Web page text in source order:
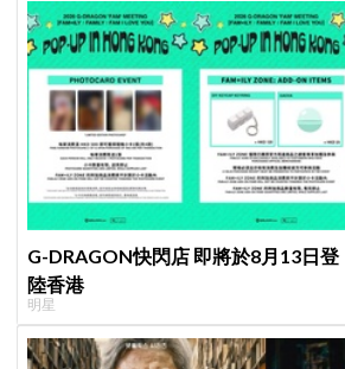
G-DRAGON快閃店 即將於8月13日登
陸香港
明星